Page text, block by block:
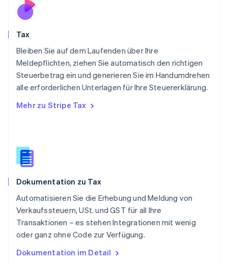
Tax
Bleiben Sie auf dem Laufenden über Ihre
Meldepflichten, ziehen Sie automatisch den richtigen
Steuerbetrag ein und generieren Sie im Handumdrehen
alle erforderlichen Unterlagen für Ihre Steuererklärung.
Mehr zu Stripe Tax
Dokumentation zu Tax
Automatisieren Sie die Erhebung und Meldung von
Verkaufssteuern, USt. und GST für all Ihre
Transaktionen – es stehen Integrationen mit wenig
oder ganz ohne Code zur Verfügung.
Dokumentation im Detail
Portugal
Português
Schweden
Schweiz
DeutschFrançaisItalianoEnglish
Singapur
Slowakei
Sonderverwaltungsregion Hongkong,
China
Spanien
EspañolEnglish
Thailand
Tschechische Republik
English
English